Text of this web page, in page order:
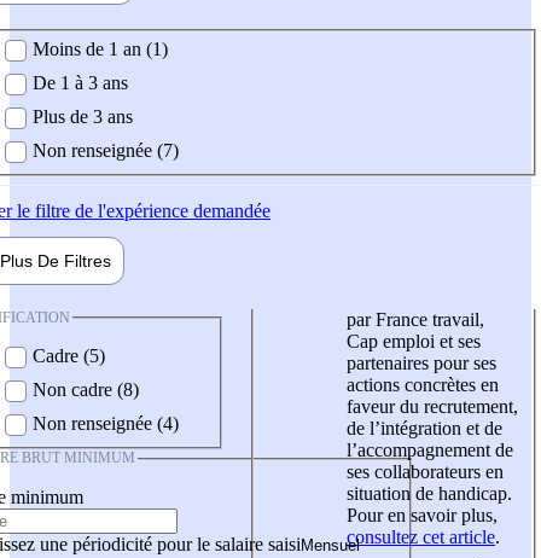
demandée
Moins de 1 an (1)
De 1 à 3 ans
Plus de 3 ans
Non renseignée (7)
le filtre de l'expérience demandée
Plus De Filtres
Cadre (5)
Non cadre (8)
Non renseignée (4)
BRUT MINIMUM
minimum
une périodicité pour le salaire saisi
par France travail,
Cap emploi et ses
partenaires pour ses
actions concrètes en
faveur du recrutement,
de l’intégration et de
l’accompagnement de
ses collaborateurs en
situation de handicap.
Pour en savoir plus,
consultez cet article.